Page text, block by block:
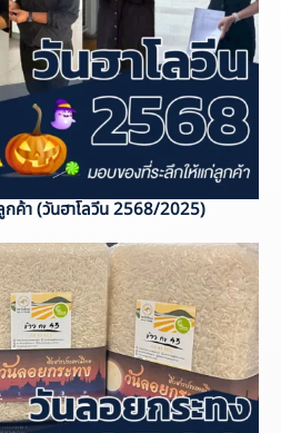
ค้า (วันฮาโลวีน 2568/2025)